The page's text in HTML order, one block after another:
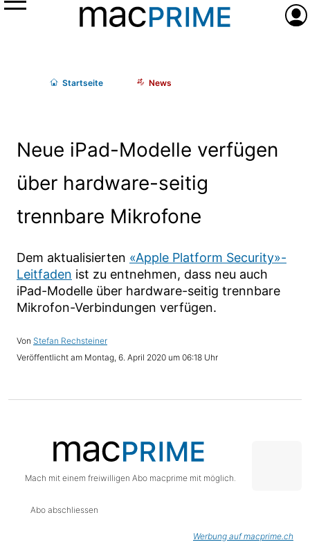
Menü
Startseite News
Neue iPad-Modelle verfügen
über hardware-seitig
trennbare Mikrofone
Dem aktualisierten «Apple Platform Security»-
Leitfaden ist zu entnehmen, dass neu auch
iPad-Modelle über hardware-seitig trennbare
Mikrofon-Verbindungen verfügen.
Stefan Rechsteiner
Montag, 6. April 2020 um 06:18 Uhr
Mach mit einem freiwilligen Abo macprime mit möglich.
Abo abschliessen
Werbung auf macprime.ch